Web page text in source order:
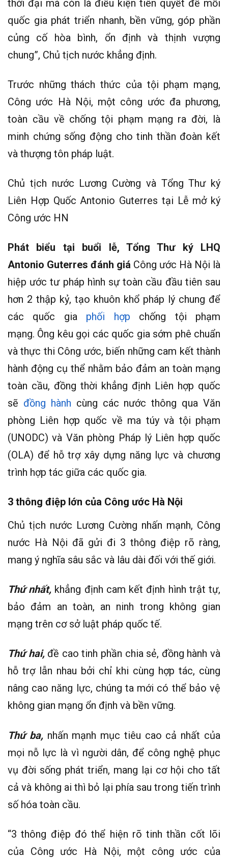
thời đại mà còn là điều kiện tiên quyết để mỗi
quốc gia phát triển nhanh, bền vững, góp phần
củng cố hòa bình, ổn định và thịnh vượng
chung”, Chủ tịch nước khẳng định.
Trước những thách thức của tội phạm mạng,
Công ước Hà Nội, một công ước đa phương,
toàn cầu về chống tội phạm mạng ra đời, là
minh chứng sống động cho tinh thần đoàn kết
và thượng tôn pháp luật.
Chủ tịch nước Lương Cường và Tổng Thư ký
Liên Hợp Quốc Antonio Guterres tại Lễ mở ký
Công ước HN
Phát biểu tại buổi lễ, Tổng Thư ký LHQ
Antonio Guterres đánh giá Công ước Hà Nội là
hiệp ước tư pháp hình sự toàn cầu đầu tiên sau
hơn 2 thập kỷ, tạo khuôn khổ pháp lý chung để
các quốc gia phối hợp chống tội phạm
mạng. Ông kêu gọi các quốc gia sớm phê chuẩn
và thực thi Công ước, biến những cam kết thành
hành động cụ thể nhằm bảo đảm an toàn mạng
toàn cầu, đồng thời khẳng định Liên hợp quốc
sẽ đồng hành cùng các nước thông qua Văn
phòng Liên hợp quốc về ma túy và tội phạm
(UNODC) và Văn phòng Pháp lý Liên hợp quốc
(OLA) để hỗ trợ xây dựng năng lực và chương
trình hợp tác giữa các quốc gia.
3 thông điệp lớn của Công ước Hà Nội
Chủ tịch nước Lương Cường nhấn mạnh, Công
nước Hà Nội đã gửi đi 3 thông điệp rõ ràng,
mang ý nghĩa sâu sắc và lâu dài đối với thế giới.
Thứ nhất, khẳng định cam kết định hình trật tự,
bảo đảm an toàn, an ninh trong không gian
mạng trên cơ sở luật pháp quốc tế.
Thứ hai,đề cao tinh phần chia sẻ, đồng hành và
hỗ trợ lẫn nhau bởi chỉ khi cùng hợp tác, cùng
nâng cao năng lực, chúng ta mới có thể bảo vệ
không gian mạng ổn định và bền vững.
Thứ ba,nhấn mạnh mục tiêu cao cả nhất của
mọi nỗ lực là vì người dân, để công nghệ phục
vụ đời sống phát triển, mang lại cơ hội cho tất
cả và không ai thì bỏ lại phía sau trong tiến trình
số hóa toàn cầu.
“3 thông điệp đó thể hiện rõ tinh thần cốt lõi
của Công ước Hà Nội, một công ước của